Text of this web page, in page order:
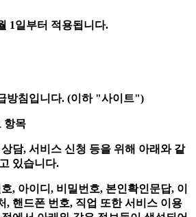
1일부터 적용됩니다.
방침입니다. (이하 "사이트")
항목
담, 서비스 신청 등을 위해 아래와 같
있습니다.
아이디, 비밀번호, 본인확인문답, 이
, 핸드폰 번호, 직업 또한 서비스 이용